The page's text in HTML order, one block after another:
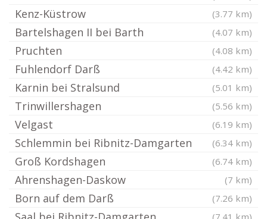
Kenz-Küstrow (3.77 km)
Bartelshagen II bei Barth (4.07 km)
Pruchten (4.08 km)
Fuhlendorf Darß (4.42 km)
Karnin bei Stralsund (5.01 km)
Trinwillershagen (5.56 km)
Velgast (6.19 km)
Schlemmin bei Ribnitz-Damgarten (6.34 km)
Groß Kordshagen (6.74 km)
Ahrenshagen-Daskow (7 km)
Born auf dem Darß (7.26 km)
(7.41 km)